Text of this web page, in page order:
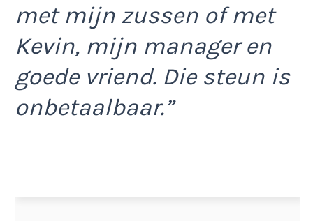
met mijn zussen of met
Kevin, mijn manager en
goede vriend. Die steun is
onbetaalbaar.”